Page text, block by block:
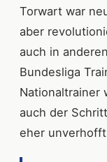
Torwart war
aber
auch in
Bundesliga
Nationaltrainer
auch der
eher